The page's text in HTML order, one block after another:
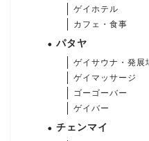
ゲイホテル
カフェ・食事
パタヤ
ゲイサウナ・発展
ゲイマッサージ
ゴーゴーバー
ゲイバー
チェンマイ